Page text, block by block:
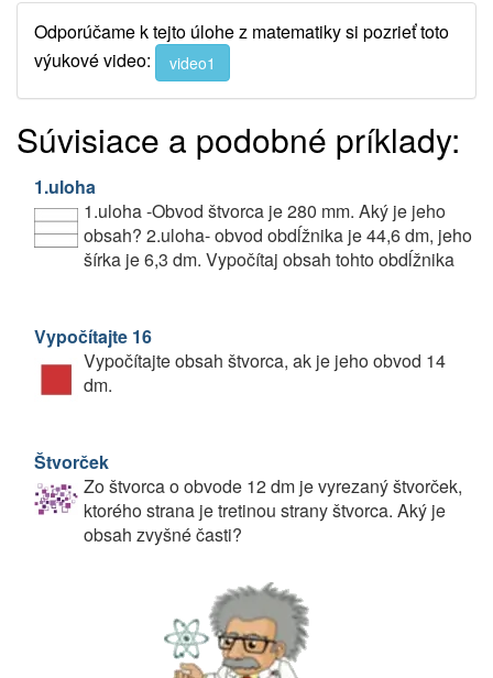
Odporúčame k tejto úlohe z matematiky si pozrieť toto
výukové video:
video1
Súvisiace a podobné príklady:
1.uloha
1.uloha -Obvod štvorca je 280 mm. Aký je jeho
obsah? 2.uloha- obvod obdĺžnika je 44,6 dm, jeho
šírka je 6,3 dm. Vypočítaj obsah tohto obdĺžnika
Vypočítajte 16
Vypočítajte obsah štvorca, ak je jeho obvod 14
dm.
Štvorček
Zo štvorca o obvode 12 dm je vyrezaný štvorček,
ktorého strana je tretinou strany štvorca. Aký je
obsah zvyšné časti?